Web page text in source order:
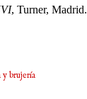
, Turner, Madrid.
y brujería